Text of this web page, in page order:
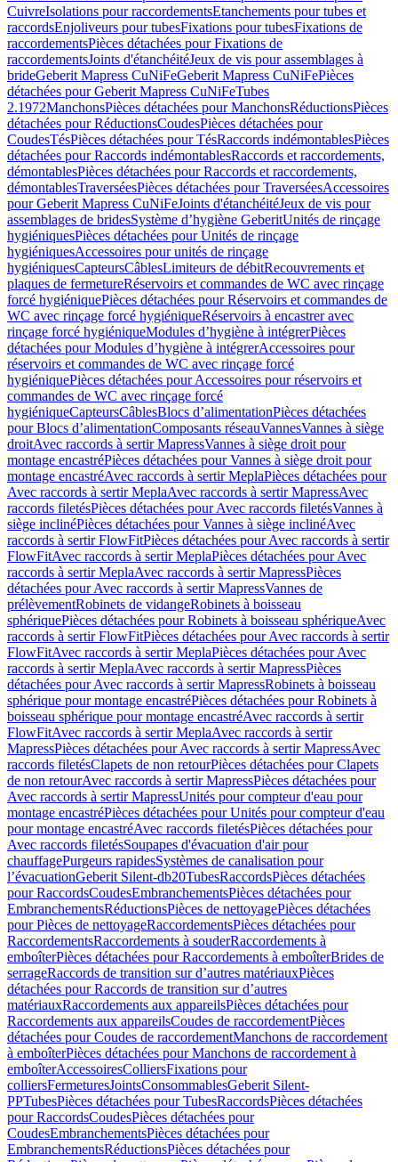
CuivreIsolations pour raccordementsEtanchements pour tubes et
raccordsEnjoliveurs pour tubesFixations pour tubesFixations de
raccordementsPièces détachées pour Fixations de
raccordementsJoints d'étanchéitéJeux de vis pour assemblages à
brideGeberit Mapress CuNiFeGeberit Mapress CuNiFePièces
détachées pour Geberit Mapress CuNiFeTubes
2.1972ManchonsPièces détachées pour ManchonsRéductionsPièces
détachées pour RéductionsCoudesPièces détachées pour
CoudesTésPièces détachées pour TésRaccords indémontablesPièces
détachées pour Raccords indémontablesRaccords et raccordements,
démontablesPièces détachées pour Raccords et raccordements,
démontablesTraverséesPièces détachées pour TraverséesAccessoires
pour Geberit Mapress CuNiFeJoints d'étanchéitéJeux de vis pour
assemblages de bridesSystème d’hygiène GeberitUnités de rinçage
hygiéniquesPièces détachées pour Unités de rinçage
hygiéniquesAccessoires pour unités de rinçage
hygiéniquesCapteursCâblesLimiteurs de débitRecouvrements et
plaques de fermetureRéservoirs et commandes de WC avec rinçage
forcé hygiéniquePièces détachées pour Réservoirs et commandes de
WC avec rinçage forcé hygiéniqueRéservoirs à encastrer avec
rinçage forcé hygiéniqueModules d’hygiène à intégrerPièces
détachées pour Modules d’hygiène à intégrerAccessoires pour
réservoirs et commandes de WC avec rinçage forcé
hygiéniquePièces détachées pour Accessoires pour réservoirs et
commandes de WC avec rinçage forcé
hygiéniqueCapteursCâblesBlocs d’alimentationPièces détachées
pour Blocs d’alimentationComposants réseauVannesVannes à siège
droitAvec raccords à sertir MapressVannes à siège droit pour
montage encastréPièces détachées pour Vannes à siège droit pour
montage encastréAvec raccords à sertir MeplaPièces détachées pour
Avec raccords à sertir MeplaAvec raccords à sertir MapressAvec
raccords filetésPièces détachées pour Avec raccords filetésVannes à
siège inclinéPièces détachées pour Vannes à siège inclinéAvec
raccords à sertir FlowFitPièces détachées pour Avec raccords à sertir
FlowFitAvec raccords à sertir MeplaPièces détachées pour Avec
raccords à sertir MeplaAvec raccords à sertir MapressPièces
détachées pour Avec raccords à sertir MapressVannes de
prélèvementRobinets de vidangeRobinets à boisseau
sphériquePièces détachées pour Robinets à boisseau sphériqueAvec
raccords à sertir FlowFitPièces détachées pour Avec raccords à sertir
FlowFitAvec raccords à sertir MeplaPièces détachées pour Avec
raccords à sertir MeplaAvec raccords à sertir MapressPièces
détachées pour Avec raccords à sertir MapressRobinets à boisseau
sphérique pour montage encastréPièces détachées pour Robinets à
boisseau sphérique pour montage encastréAvec raccords à sertir
FlowFitAvec raccords à sertir MeplaAvec raccords à sertir
MapressPièces détachées pour Avec raccords à sertir MapressAvec
raccords filetésClapets de non retourPièces détachées pour Clapets
de non retourAvec raccords à sertir MapressPièces détachées pour
Avec raccords à sertir MapressUnités pour compteur d'eau pour
montage encastréPièces détachées pour Unités pour compteur d'eau
pour montage encastréAvec raccords filetésPièces détachées pour
Avec raccords filetésSoupapes d'évacuation d'air pour
chauffagePurgeurs rapidesSystèmes de canalisation pour
l’évacuationGeberit Silent-db20TubesRaccordsPièces détachées
pour RaccordsCoudesEmbranchementsPièces détachées pour
EmbranchementsRéductionsPièces de nettoyagePièces détachées
pour Pièces de nettoyageRaccordementsPièces détachées pour
RaccordementsRaccordements à souderRaccordements à
emboîterPièces détachées pour Raccordements à emboîterBrides de
serrageRaccords de transition sur d’autres matériauxPièces
détachées pour Raccords de transition sur d’autres
matériauxRaccordements aux appareilsPièces détachées pour
Raccordements aux appareilsCoudes de raccordementPièces
détachées pour Coudes de raccordementManchons de raccordement
à emboîterPièces détachées pour Manchons de raccordement à
emboîterAccessoiresColliersFixations pour
colliersFermeturesJointsConsommablesGeberit Silent-
PPTubesPièces détachées pour TubesRaccordsPièces détachées
pour RaccordsCoudesPièces détachées pour
CoudesEmbranchementsPièces détachées pour
EmbranchementsRéductionsPièces détachées pour